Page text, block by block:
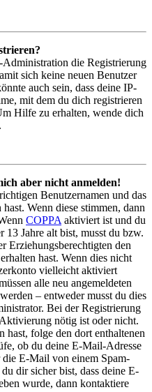
Administration die Registrierung
sich keine neuen Benutzer
auch sein, dass deine IP-
mit dem du dich registrieren
Hilfe zu erhalten, wende dich
aber nicht anmelden!
Benutzernamen und das
Wenn diese stimmen, dann
COPPA aktiviert ist und du
13 Jahre alt bist, musst du bzw.
Erziehungsberechtigten den
hast. Wenn dies nicht
vielleicht aktiviert
alle neu angemeldeten
– entweder musst du dies
Bei der Registrierung
nötig ist oder nicht.
hast, folge den dort enthaltenen
ob du deine E-Mail-Adresse
die E-Mail von einem Spam-
dir sicher bist, dass deine E-
wurde, dann kontaktiere